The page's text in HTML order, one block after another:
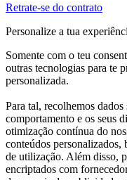
Retrate-se do contrato
Personalize a tua
Somente com o teu
outras tecnologias para te
personalizada.
Para tal, recolhemos
comportamento e os seus
otimização contínua do
conteúdos personalizados,
de utilização. Além disso,
encriptados com